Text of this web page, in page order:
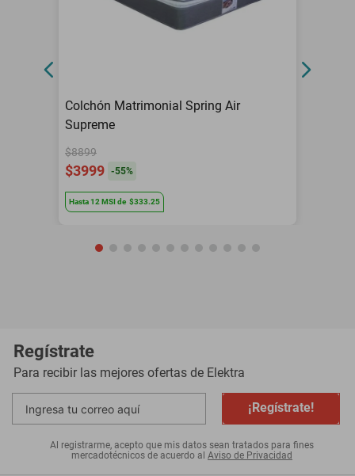
Colchón Matrimonial Spring Air
Supreme
$8899
$3999 -55%
Hasta12 MSIde $333.25
Regístrate
Para recibir las mejores ofertas de Elektra
¡Regístrate!
Al registrarme, acepto que mis datos sean tratados para fines
mercadotécnicos de acuerdo al Aviso de Privacidad